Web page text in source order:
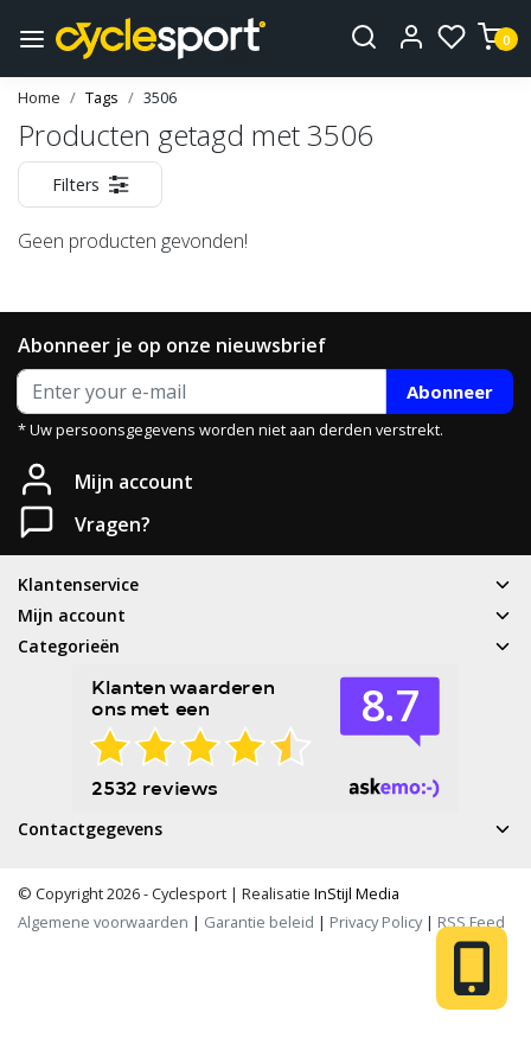
0
Home Tags 3506
Producten getagd met 3506
Filters
Geen producten gevonden!
Abonneer je op onze nieuwsbrief
Abonneer
* Uw persoonsgegevens worden niet aan derden verstrekt.
Mijn account
Vragen?
Klantenservice
Mijn account
Categorieën
Contactgegevens
© Copyright 2026 - Cyclesport | Realisatie InStijl Media
Algemene voorwaarden | Garantie beleid | Privacy Policy| RSS Feed